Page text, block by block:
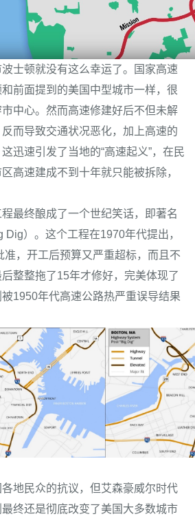
士顿就没有这么幸运了。国家高速
前面提到的美国中型城市一样，很
中心。然而高速修建好后不但未解
而导致交通状况恶化，加上高速的
迅速引发了当地的“高速起义”，在民
高速建成不到十年就只能被拆除，
最终酿成了一个世纪笑话，即著名
Dig）。这个工程在1970年代提出，
准，开工后预算又严重超标，而且不
整整拖了15年才修好，完美体现了
1950年代高速公路热严重误导结果
地民众的抗议，但艾森豪威尔时代
终还是彻底改变了美国大多数城市